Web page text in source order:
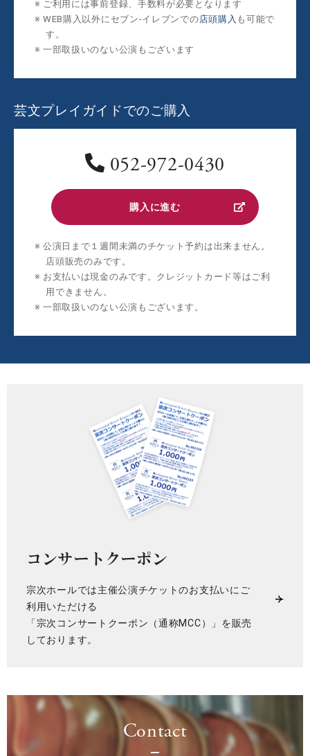
ご利用には事前登録、手数料が必要となります
WEB購入以外にセブン‐イレブンでの店頭購入 も可能で
す。
一部取扱いのない公演もございます
芸文プレイガイドでのご購入
052-972-0430
購入に進む
公演日まで１週間未満のチケット予約は出来ません。
店頭販売のみです。
お支払いは現金のみです。クレジットカード等はご利
用できません。
一部取扱いのない公演もございます。
コンサートクーポン
宗次ホールでは主催公演チケットのお支払いにご
利用いただける
「宗次コンサートクーポン（通称MCC）」を販売
しております。
Contact